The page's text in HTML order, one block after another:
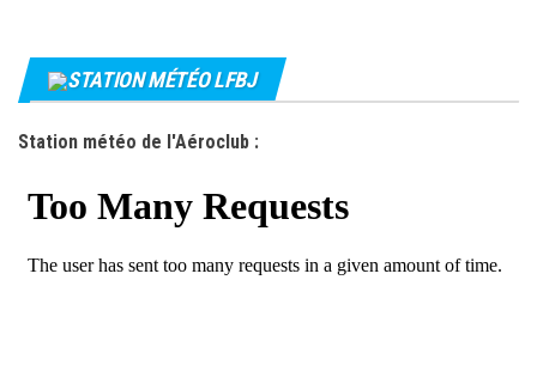
STATION MÉTÉO LFBJ
Station météo de l'Aéroclub :